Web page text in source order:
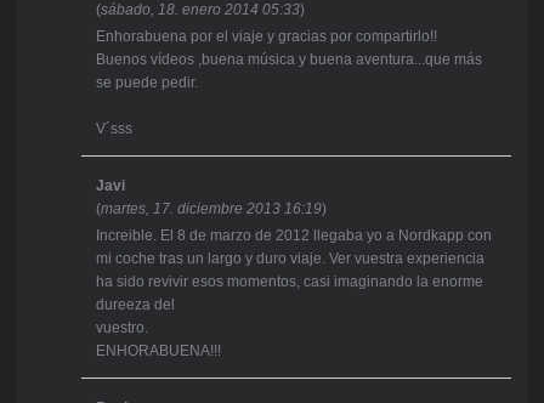
(sábado, 18. enero 2014 05:33)
Enhorabuena por el viaje y gracias por compartirlo!!
Buenos vídeos ,buena música y buena aventura...que más
se puede pedir.
V´sss
Javi
(martes, 17. diciembre 2013 16:19)
Increible. El 8 de marzo de 2012 llegaba yo a Nordkapp con
mi coche tras un largo y duro viaje. Ver vuestra experiencia
ha sido revivir esos momentos, casi imaginando la enorme
dureeza del
vuestro.
ENHORABUENA!!!